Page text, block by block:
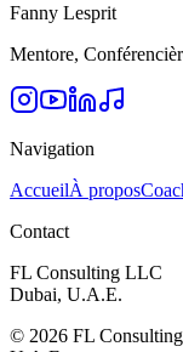
Fanny Lesprit
Mentore,
Navigation
AccueilÀ propos
Contact
FL Consulting LLC
Dubai, U.A.E.
© 2026 FL